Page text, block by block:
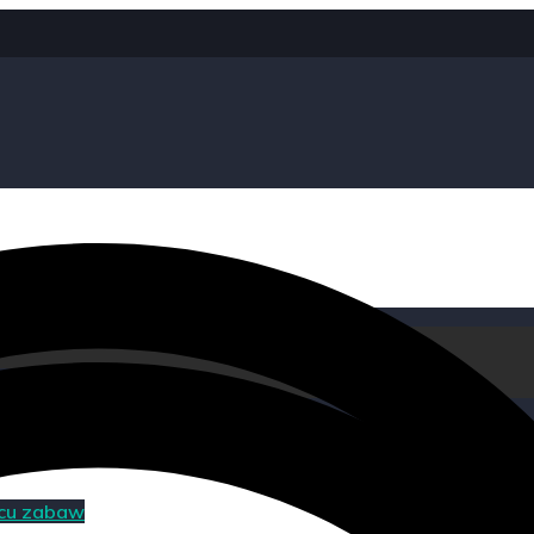
zabaw
zabaw